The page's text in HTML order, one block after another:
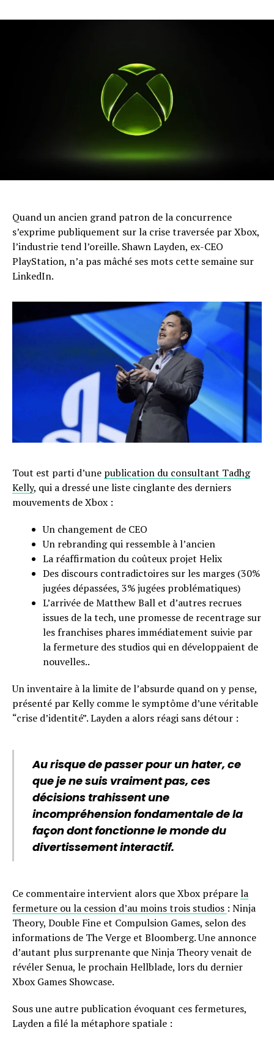
Quand un ancien grand patron de la concurrence
s’exprime publiquement sur la crise traversée par Xbox,
l’industrie tend l’oreille. Shawn Layden, ex-CEO
PlayStation, n’a pas mâché ses mots cette semaine sur
LinkedIn.
Tout est parti d’une publication du consultant Tadhg
Kelly, qui a dressé une liste cinglante des derniers
mouvements de Xbox :
Un changement de CEO
Un rebranding qui ressemble à l’ancien
La réaffirmation du coûteux projet Helix
Des discours contradictoires sur les marges (30%
jugées dépassées, 3% jugées problématiques)
L’arrivée de Matthew Ball et d’autres recrues
issues de la tech, une promesse de recentrage sur
les franchises phares immédiatement suivie par
la fermeture des studios qui en développaient de
nouvelles..
Un inventaire à la limite de l’absurde quand on y pense,
présenté par Kelly comme le symptôme d’une véritable
“crise d’identité”. Layden a alors réagi sans détour :
Au risque de passer pour un hater, ce
que je ne suis vraiment pas, ces
décisions trahissent une
incompréhension fondamentale de la
façon dont fonctionne le monde du
divertissement interactif.
Ce commentaire intervient alors que Xbox préparela
fermeture ou la cession d’au moins trois studios : Ninja
Theory, Double Fine et Compulsion Games, selon des
informations de The Verge et Bloomberg. Une annonce
d’autant plus surprenante que Ninja Theory venait de
révéler Senua, le prochain Hellblade, lors du dernier
Xbox Games Showcase.
Sous une autre publication évoquant ces fermetures,
Layden a filé la métaphore spatiale :